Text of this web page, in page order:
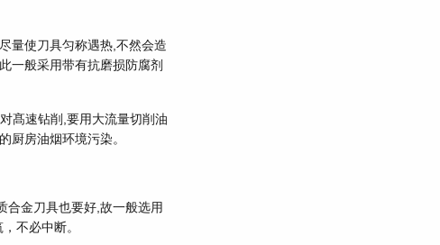
量使刀具匀称遇热,不然会造
一般采用带有抗磨损防腐剂
髙速钻削,要用大流量切削油
厨房油烟环境污染。
合金刀具也要好,故一般选用
不必中断。